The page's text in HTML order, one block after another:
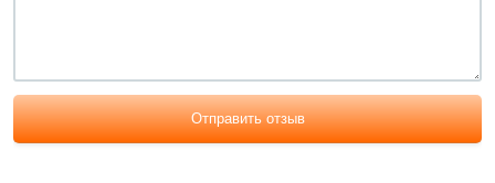
Отправить отзыв